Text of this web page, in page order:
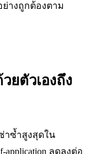
างถูกต้องตาม
ยตัวเองถึง
าซ้ำสูงสุดใน
ลดลงต่อ